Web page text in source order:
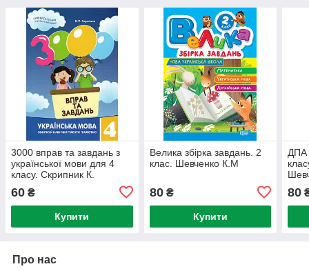
3000 вправ та завдань з
української мови для 4
класу. Скрипник К.
60 ₴
Купити
Велика збірка завдань. 2
клас. Шевченко К.М
80₴
Купити
ДПА
80
Про нас